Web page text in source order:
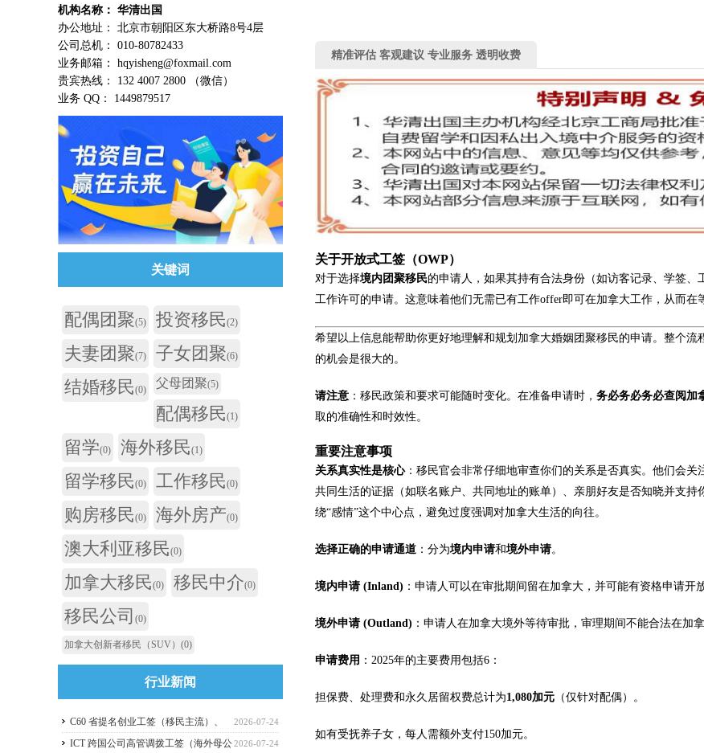
精准评估 客观建议 专业服务 透明收费
关于开放式工签（OWP）
对于选择境内团聚移民的申请人，如果其持有合法身份（如访客记录、学签
工作许可的申请。这意味着他们无需已有工作offer即可在加拿大工作，从而在
希望以上信息能帮助你更好地理解和规划加拿大婚姻团聚移民的申请。整个
的机会是很大的。
请注意 ：移民政策和要求可能随时变化。在准备申请时，务必务必务必查阅加
取的准确性和时效性。
重要注意事项
关系真实性是核心：移民官会非常仔细地审查你们的关系是否真实。他们会
共同生活的证据（如联名账户、共同地址的账单）、亲朋好友是否知晓并支持
绕“感情”这个中心点，避免过度强调对加拿大生活的向往。
选择正确的申请通道 ：分为境内申请和境外申请。
境内申请 (Inland) ：申请人可以在审批期间留在加拿大，并可能有资格申请开
境外申请 (Outland) ：申请人在加拿大境外等待审批，审理期间不能合法在加
申请费用 ：2025年的主要费用包括6：
担保费、处理费和永久居留权费总计为1,080加元 （仅针对配偶）。
如有受抚养子女，每人需额外支付150加元。
机构名称： 华清出国
办公地址： 北京市朝阳区东大桥路8号4层
公司总机： 010-80782433
业务邮箱： hqyisheng@foxmail.com
贵宾热线： 132 4007 2800 （微信）
业务 QQ： 1449879517
关键词
配偶团聚(5) 投资移民(2)
夫妻团聚(7) 子女团聚(6)
结婚移民(0) 父母团聚(5)
配偶移民(1)
留学(0) 海外移民(1)
留学移民(0) 工作移民(0)
购房移民(0) 海外房产(0)
澳大利亚移民(0)
加拿大移民(0) 移民中介(0)
移民公司 (0)
加拿大创新者移民（SUV） (0)
行业新闻
2026-07-24
C60 省提名创业工签（移民主流）、
C11 自雇工签、SUV 科创工签、ICT 跨国高管工
2026-07-24
ICT 跨国公司高管调拨工签（海外母公